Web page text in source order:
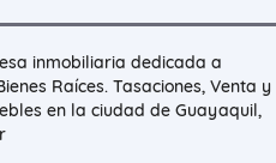
inmobiliaria dedicada a
Raíces. Tasaciones, Venta y
en la ciudad de Guayaquil,